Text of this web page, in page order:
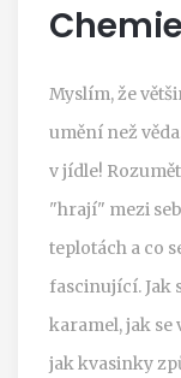
Myslím, že
umění než
v jídle!
"hrají" mezi
teplotách a co
fascinující. Jak
karamel, jak se
jak kvasinky